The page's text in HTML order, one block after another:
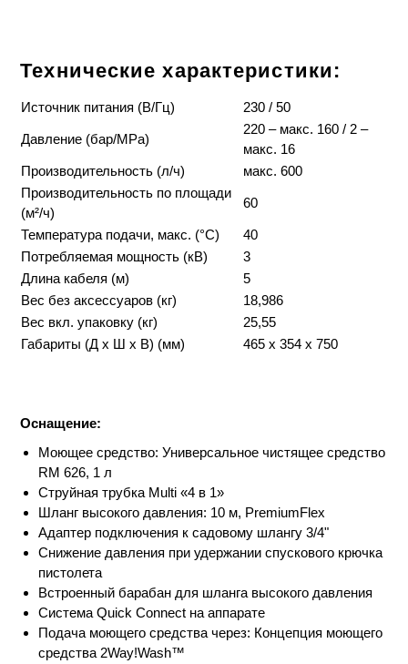
Технические характеристики:
Источник питания (В/Гц) 230 / 50
Давление (бар/MPa)
220 – макс. 160 / 2 –
макс. 16
Производительность (л/ч)
макс. 600
Производительность по площади
(м²/ч)
60
Температура подачи, макс. (°C)
40
Потребляемая мощность (кВ)
3
Длина кабеля (м)
5
Вес без аксессуаров (кг)
18,986
Вес вкл. упаковку (кг)
25,55
Габариты (Д x Ш x В) (мм)
465 x 354 x 750
Оснащение:
Моющее средство: Универсальное чистящее средство
RM 626, 1 л
Струйная трубка Multi «4 в 1»
Шланг высокого давления: 10 м, PremiumFlex
Адаптер подключения к садовому шлангу 3/4"
Снижение давления при удержании спускового крючка
пистолета
Встроенный барабан для шланга высокого давления
Система Quick Connect на аппарате
Подача моющего средства через: Концепция моющего
средства 2Way!Wash™